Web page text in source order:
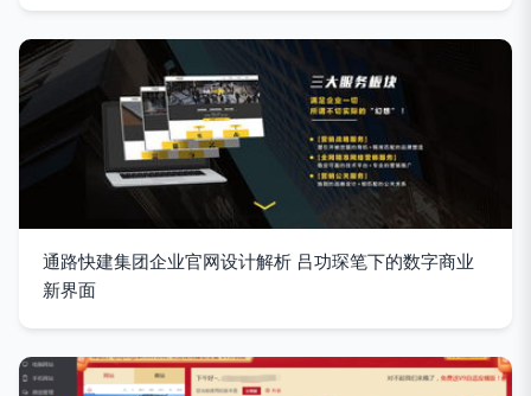
通路快建集团企业官网设计解析 吕功琛笔下的数字商业
新界面